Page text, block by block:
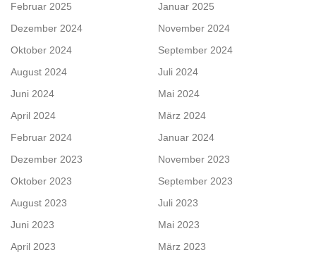
Februar 2025
Januar 2025
Dezember 2024
November 2024
Oktober 2024
September 2024
August 2024
Juli 2024
Juni 2024
Mai 2024
April 2024
März 2024
Februar 2024
Januar 2024
Dezember 2023
November 2023
Oktober 2023
September 2023
August 2023
Juli 2023
Juni 2023
Mai 2023
April 2023
März 2023